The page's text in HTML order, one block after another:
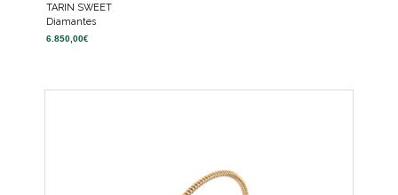
TARIN SWEET
Diamantes
6.850,00€